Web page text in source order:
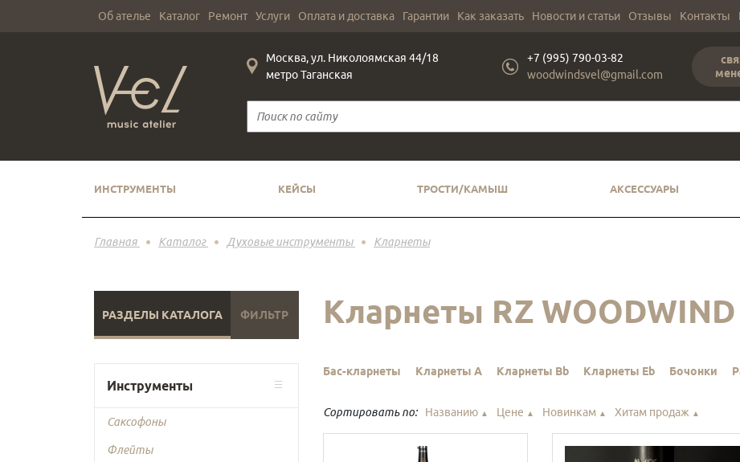
Об ателье Каталог Ремонт Услуги Оплата и доставка Гарантии Как заказать Новости и статьи Отзывы Контакты
Москва, ул. Николоямская 44/18
метро Таганская
+7 (995) 790-03-82
woodwindsvel@gmail.com
ИНСТРУМЕНТЫ КЕЙСЫ ТРОСТИ/КАМЫШ АКСЕССУАРЫ
Главная Каталог Духовые инструменты Кларнеты
РАЗДЕЛЫ КАТАЛОГА ФИЛЬТР Кларнеты RZ WOODWIND
Инструменты
Саксофоны
Флейты
Бас-кларнеты Кларнеты A Кларнеты Bb Кларнеты Eb Бочонки
Сортировать по: Названию ▲ Цене ▲ Новинкам ▲ Хитам продаж ▲